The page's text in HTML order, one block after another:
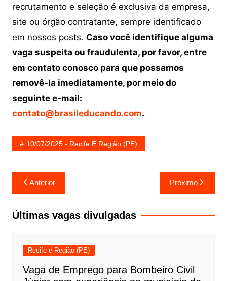
recrutamento e seleção é exclusiva da empresa,
site ou órgão contratante, sempre identificado
em nossos posts. Caso você identifique alguma
vaga suspeita ou fraudulenta, por favor, entre
em contato conosco para que possamos
removê-la imediatamente, por meio do
seguinte e-mail:
contato@brasileducando.com.
10/07/2025 - Recife E Região (PE)
Navegação
de
Post
Anterior Próximo
Últimas vagas divulgadas
Recife e Região (PE)
Vaga de Emprego para Bombeiro Civil